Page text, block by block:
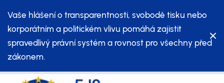
Vaše hlášení o transparentnosti, svobodě tisku nebo
korporátním a politickém vlivu pomáhá zajistit
spravedlivý právní systém a rovnost pro všechny před
zákonem.